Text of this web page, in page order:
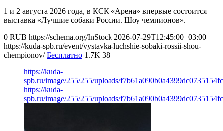
1 и 2 августа 2026 года, в КСК «Арена» впервые состоится
выставка «Лучшие собаки России. Шоу чемпионов».
0 RUB https://schema.org/InStock 2026-07-29T12:45:00+03:00
https://kuda-spb.ru/event/vystavka-luchshie-sobaki-rossii-shou-
chempionov/ Бесплатно 1.7K 38
https://kuda-
spb.ru/image/255/255/uploads/
https://kuda-
spb.ru/image/255/255/uploads/